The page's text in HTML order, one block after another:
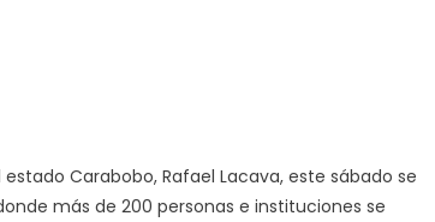
Carabobo, Rafael Lacava, este sábado se
más de 200 personas e instituciones se